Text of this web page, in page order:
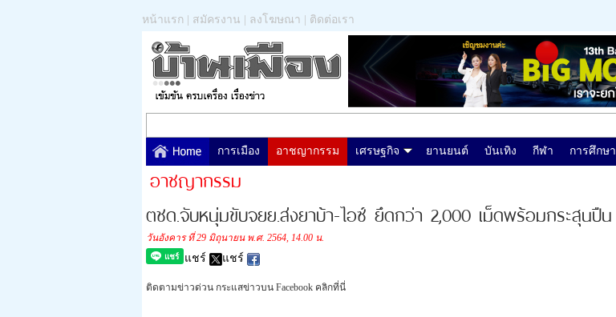
หน้าแรก สมัครงาน ลงโฆษณา ติดต่อเรา
การเมือง อาชญากรรม เศรษฐกิจ ยานยนต์ บันเทิง กีฬา การศึกษา
อาชญากรรม
ตชด.จับหนุ่มขับจยย.ส่งยาบ้า-ไอซ์ ยึดกว่า 2,000 เม็ดพร้อมกระสุนปืน
วันอังคาร ที่ 29 มิถุนายน พ.ศ. 2564, 14.00 น.
แชร์ แชร์
ติดตามข่าวด่วน กระแสข่าวบน Facebook คลิกที่นี่